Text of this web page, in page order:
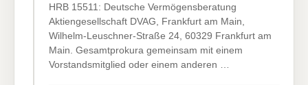
HRB 15511: Deutsche Vermögensberatung
Aktiengesellschaft DVAG, Frankfurt am Main,
Wilhelm-Leuschner-Straße 24, 60329 Frankfurt am
Main. Gesamtprokura gemeinsam mit einem
Vorstandsmitglied oder einem anderen …